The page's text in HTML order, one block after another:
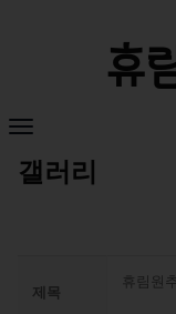
휴
갤러리
제목
휴림원